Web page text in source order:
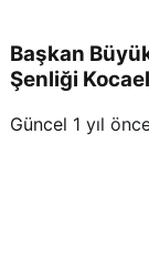
Başkan
Şenliği
Güncel 1 yıl